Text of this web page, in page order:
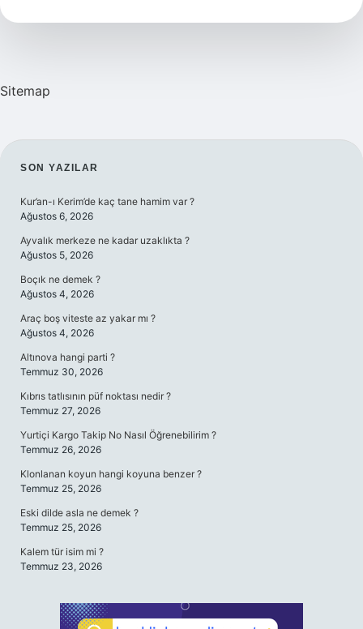
Kimdir
Sitemap
SIDEBAR
SON YAZILAR
Kur’an-ı Kerim’de kaç tane hamim var ?
Ağustos 6, 2026
Ayvalık merkeze ne kadar uzaklıkta ?
Ağustos 5, 2026
Boçık ne demek ?
Ağustos 4, 2026
Araç boş viteste az yakar mı ?
Ağustos 4, 2026
Altınova hangi parti ?
Temmuz 30, 2026
Kıbrıs tatlısının püf noktası nedir ?
Temmuz 27, 2026
Yurtiçi Kargo Takip No Nasıl Öğrenebilirim ?
Temmuz 26, 2026
Klonlanan koyun hangi koyuna benzer ?
Temmuz 25, 2026
Eski dilde asla ne demek ?
Temmuz 25, 2026
Kalem tür isim mi ?
Temmuz 23, 2026